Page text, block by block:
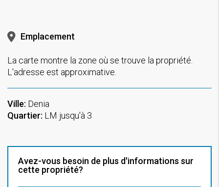
Emplacement
La carte montre la zone où se trouve la propriété.
L'adresse est approximative.
Ville: Denia
Quartier: LM jusqu'à 3
Avez-vous besoin de plus d'informations sur
cette propriété?